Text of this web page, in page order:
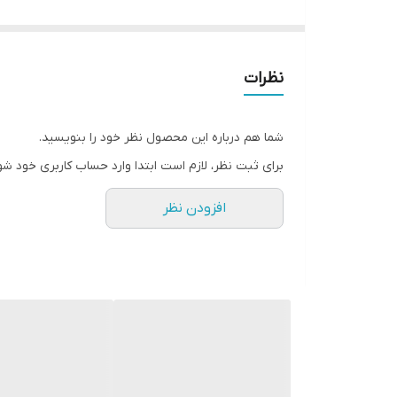
نظرات
شما هم درباره این محصول نظر خود را بنویسید.
برای ثبت نظر، لازم است ابتدا وارد حساب کاربری خود
افزودن نظر